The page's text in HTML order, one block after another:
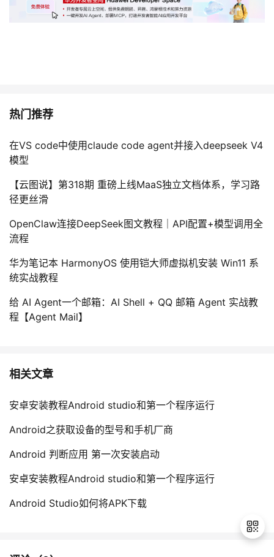
热门推荐
在VS code中使用claude code agent并接入deepseek V4
模型
【云图说】第318期 重磅上线MaaS独立文档体系，学习路
径更丝滑
OpenClaw连接DeepSeek图文教程｜API配置+模型调用全
流程
华为笔记本 HarmonyOS 使用铠大师虚拟机安装 Win11 系
统实战教程
给 AI Agent一个邮箱：AI Shell + QQ 邮箱 Agent 实战教
程【Agent Mail】
相关文章
安卓安装教程Android studio和第一个程序运行
Android之获取设备的型号和手机厂商
Android 判断应用 第一次安装启动
安卓安装教程Android studio和第一个程序运行
Android Studio如何将APK下载